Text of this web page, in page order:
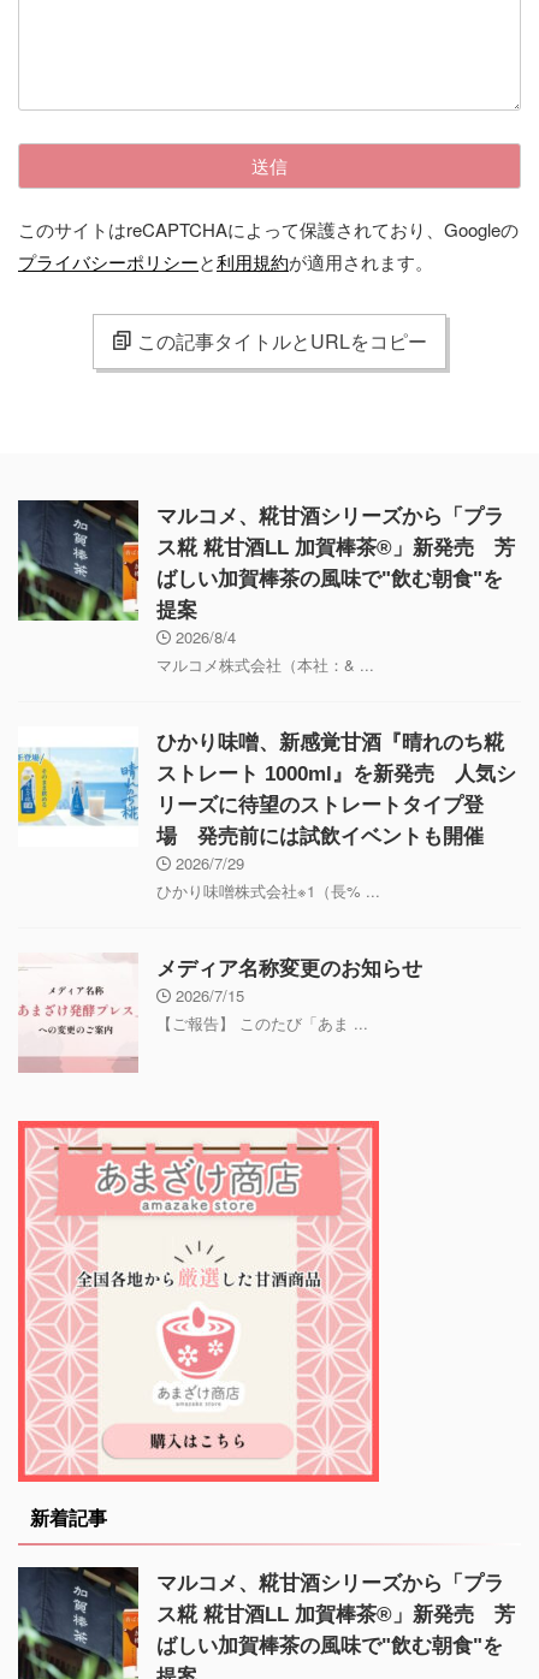
このサイトはreCAPTCHAによって保護されており、Googleの
プライバシーポリシーと利用規約が適用されます。
この記事タイトルとURLをコピー
マルコメ、糀甘酒シリーズから「プラ
ス糀 糀甘酒LL 加賀棒茶®」新発売 芳
ばしい加賀棒茶の風味で"飲む朝食"を
提案
2026/8/4
マルコメ株式会社（本社：& ...
ひかり味噌、新感覚甘酒『晴れのち糀
ストレート 1000ml』を新発売 人気シ
リーズに待望のストレートタイプ登
場 発売前には試飲イベントも開催
2026/7/29
ひかり味噌株式会社※1（長% ...
メディア名称変更のお知らせ
2026/7/15
【ご報告】 このたび「あま ...
新着記事
マルコメ、糀甘酒シリーズから「プラ
ス糀 糀甘酒LL 加賀棒茶®」新発売 芳
ばしい加賀棒茶の風味で"飲む朝食"を